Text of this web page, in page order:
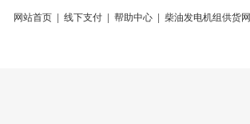
网站首页 线下支付 帮助中心 柴油发电机组供货网